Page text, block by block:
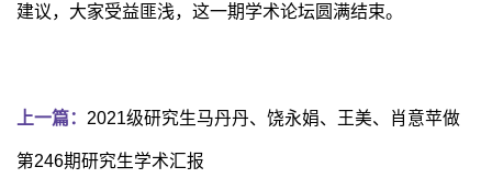
建议，大家受益匪浅，这一期学术论坛圆满结束。
上一篇： 2021级研究生马丹丹、饶永娟、王美、肖意苹做
第246期研究生学术汇报